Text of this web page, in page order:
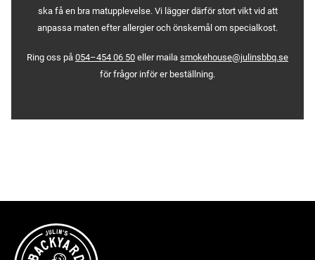
ska få en bra matupplevelse. Vi lägger därför stort vikt vid att
anpassa maten efter allergier och önskemål om specialkost.
Ring oss på054–454 06 50eller mailasmokehouse@julinsbbq.se
för frågor inför er beställning.